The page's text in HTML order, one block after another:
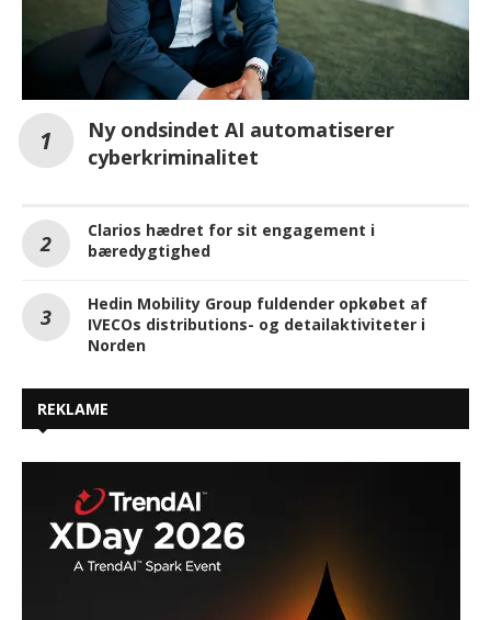
Ny ondsindet AI automatiserer
cyberkriminalitet
Clarios hædret for sit engagement i
bæredygtighed
Hedin Mobility Group fuldender opkøbet af
IVECOs distributions- og detailaktiviteter i
Norden
REKLAME